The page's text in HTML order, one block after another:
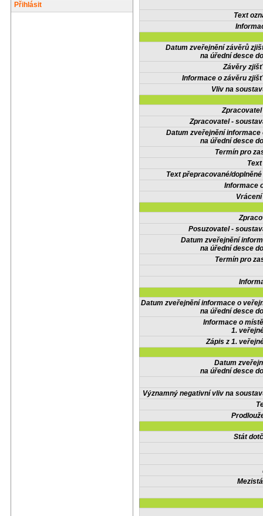
Přihlásit
Text
Datum zveřejnění závěrů
na úřední desce
Závěry
Informace o závěru
Vliv na
Zpracovatel -
Datum zveřejnění informace
na úřední desce
Termín pro
Text přepracované/
Informace
Posuzovatel -
Datum zveřejnění
na úřední desce
Termín pro
Datum zveřejnění informace o
na úřední desce
Informace o
1.
Zápis z 1.
Datum
na úřední desce
Významný negativní vliv na
Stát